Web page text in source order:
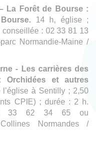
La Forêt de Bourse :
14 h, église ;
: 02 33 81 13
Normandie-Maine /
- Les carrières des
Orchidées et autres
à Sentilly ; 2,50
CPIE) ; durée : 2 h.
33 62 34 65 ou
Normandes /